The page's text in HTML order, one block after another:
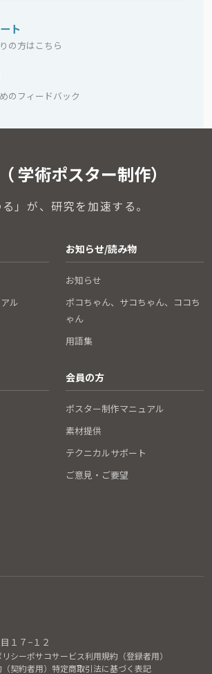
ト
の方はこちら
のフィードバック
学術ポスター制作）
る」が、研究を加速する。
ル
お知らせ/読み物
お知らせ
ポコちゃん、サコちゃん、ココち
ゃん
用語集
会員の方
ポスター制作マニュアル
素材提供
テクニカルサポート
ご意見・ご要望
１７−１２
シーポサコサービス利用規約（登録者用）
契約者用） 特定商取引法に基づく表記